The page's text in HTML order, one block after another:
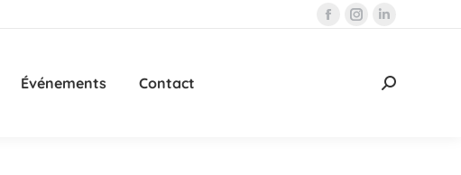
La
Facebook
La
Instagram
s'ouvre
LinkedIn
Événements Contact
Recherche